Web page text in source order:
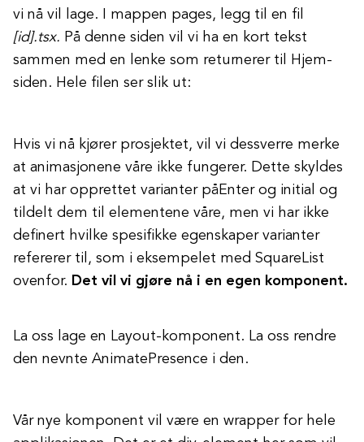
vi nå vil lage. I mappen pages, legg til en fil
[id].tsx. På denne siden vil vi ha en kort tekst
sammen med en lenke som returnerer til Hjem-
siden. Hele filen ser slik ut:
Hvis vi nå kjører prosjektet, vil vi dessverre merke
at animasjonene våre ikke fungerer. Dette skyldes
at vi har opprettet varianter påEnter og initial og
tildelt dem til elementene våre, men vi har ikke
definert hvilke spesifikke egenskaper varianter
refererer til, som i eksempelet med SquareList
ovenfor. Det vil vi gjøre nå i en egen komponent.
La oss lage en Layout-komponent. La oss rendre
den nevnte AnimatePresence i den.
Vår nye komponent vil være en wrapper for hele